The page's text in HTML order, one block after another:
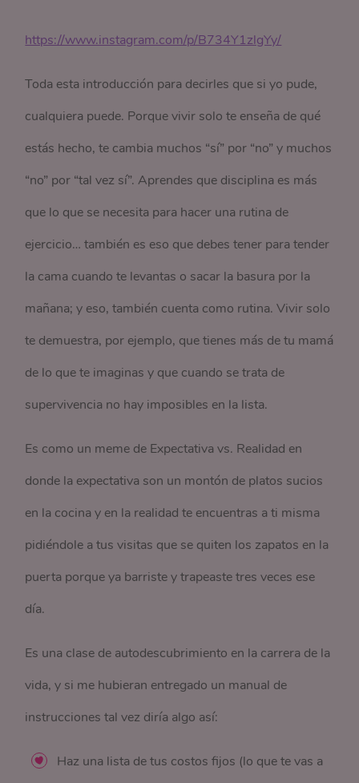
https://www.instagram.com/p/B734Y1zlgYy/
Toda esta introducción para decirles que si yo pude,
cualquiera puede. Porque vivir solo te enseña de qué
estás hecho, te cambia muchos “sí” por “no” y muchos
“no” por “tal vez sí”. Aprendes que disciplina es más
que lo que se necesita para hacer una rutina de
ejercicio… también es eso que debes tener para tender
la cama cuando te levantas o sacar la basura por la
mañana; y eso, también cuenta como rutina. Vivir solo
te demuestra, por ejemplo, que tienes más de tu mamá
de lo que te imaginas y que cuando se trata de
supervivencia no hay imposibles en la lista.
Es como un meme de Expectativa vs. Realidad en
donde la expectativa son un montón de platos sucios
en la cocina y en la realidad te encuentras a ti misma
pidiéndole a tus visitas que se quiten los zapatos en la
puerta porque ya barriste y trapeaste tres veces ese
día.
Es una clase de autodescubrimiento en la carrera de la
vida, y si me hubieran entregado un manual de
instrucciones tal vez diría algo así:
Haz una lista de tus costos fijos (lo que te vas a